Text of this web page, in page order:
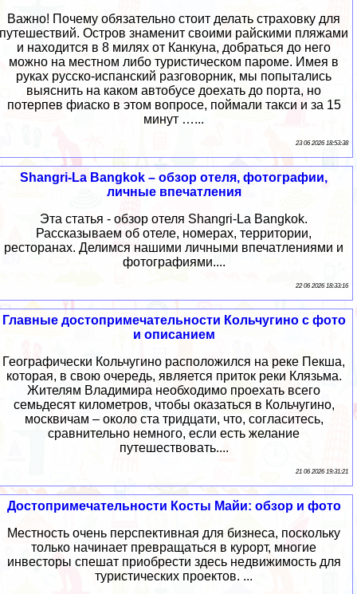
Важно! Почему обязательно стоит делать страховку для
путешествий. Остров знаменит своими райскими пляжами
и находится в 8 милях от Канкуна, добраться до него
можно на местном либо туристическом пароме. Имея в
руках русско-испанский разговорник, мы попытались
выяснить на каком автобусе доехать до порта, но
потерпев фиаско в этом вопросе, поймали такси и за 15
минут …...
23 06 2026 18:53:38
Shangri-La Bangkok – обзор отеля, фотографии,
личные впечатления
Эта статья - обзор отеля Shangri-La Bangkok.
Рассказываем об отеле, номерах, территории,
ресторанах. Делимся нашими личными впечатлениями и
фотографиями....
22 06 2026 18:33:16
Главные достопримечательности Кольчугино с фото
и описанием
Географически Кольчугино расположился на реке Пекша,
которая, в свою очередь, является приток реки Клязьма.
Жителям Владимира необходимо проехать всего
семьдесят километров, чтобы оказаться в Кольчугино,
москвичам – около ста тридцати, что, согласитесь,
сравнительно немного, если есть желание
путешествовать....
21 06 2026 19:31:21
Достопримечательности Косты Майи: обзор и фото
Местность очень перспективная для бизнеса, поскольку
только начинает превращаться в курорт, многие
инвесторы спешат приобрести здесь недвижимость для
туристических проектов. ...